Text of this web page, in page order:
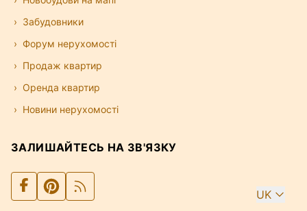
Забудовники
Форум нерухомості
Продаж квартир
Оренда квартир
Новини нерухомості
ЗАЛИШАЙТЕСЬ НА ЗВ'ЯЗКУ
UK